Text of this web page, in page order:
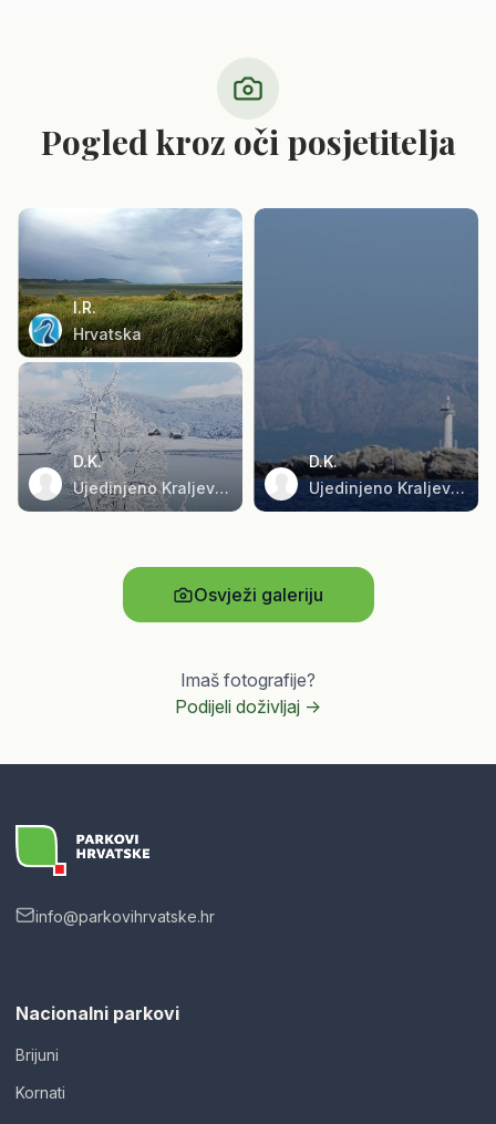
Pogled kroz oči posjetitelja
I.R.
Hrvatska
D.K.
Ujedinjeno Kraljevstvo
D.K.
Ujedinjeno Kraljevstvo
Osvježi galeriju
Imaš fotografije?
Podijeli doživljaj ->
info@parkovihrvatske.hr
Nacionalni parkovi
Brijuni
Kornati